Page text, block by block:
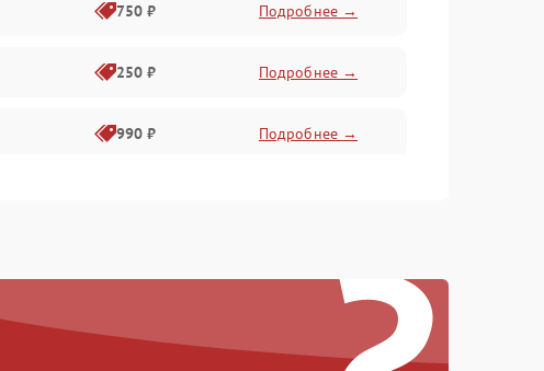
750 ₽ Подробнее →
250 ₽ Подробнее →
990 ₽ Подробнее →